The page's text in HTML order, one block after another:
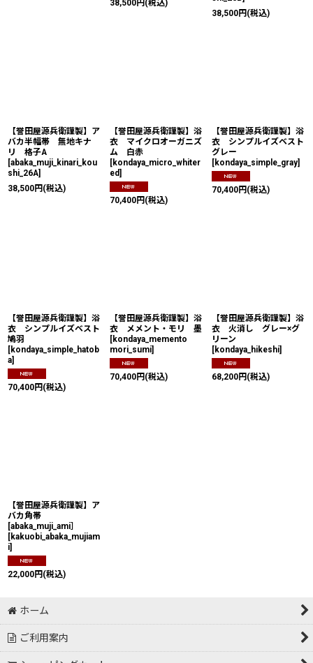
38,500円 (税込)
38,500円 (税込)
【誉田屋源兵衛謹製】ア
バカ半幅帯 無地キナ
リ 格子A
[abaka_muji_kinari_kou
shi_26A]
38,500円 (税込)
【誉田屋源兵衛謹製】浴
衣 マイクロオーガニズ
ム 白赤
[kondaya_micro_whiter
ed]
70,400円 (税込)
【誉田屋源兵衛謹製】浴
衣 シンプルイズベスト
グレー
[kondaya_simple_gray]
70,400円 (税込)
【誉田屋源兵衛謹製】浴
衣 シンプルイズベスト
鳩羽
[kondaya_simple_hatob
a]
70,400円 (税込)
【誉田屋源兵衛謹製】浴
衣 メメント・モリ 墨
[kondaya_memento
mori_sumi]
70,400円 (税込)
【誉田屋源兵衛謹製】浴
衣 火消し グレー×グ
リーン
[kondaya_hikeshi]
68,200円 (税込)
【誉田屋源兵衛謹製】ア
バカ角帯
[abaka_muji_ami］
[kakuobi_abaka_mujiam
i]
22,000円 (税込)
ホーム
ご利用案内